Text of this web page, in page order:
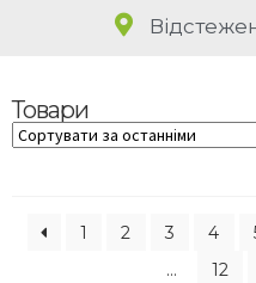
Товари
1 2 3 4
…
12